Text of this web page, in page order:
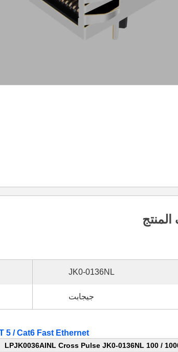
JK0-0136NL
جيجابت
5 / Cat6 Fast Ethernet
LPJK0036AINL Cross Pulse JK0-0136NL 100 /